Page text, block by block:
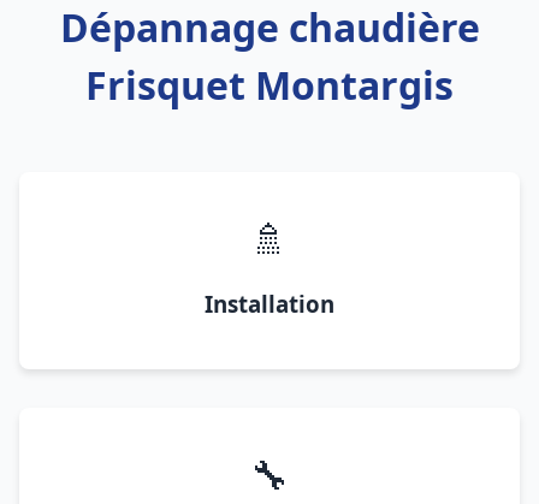
Dépannage chaudière
Frisquet Montargis
🚿
Installation
🔧